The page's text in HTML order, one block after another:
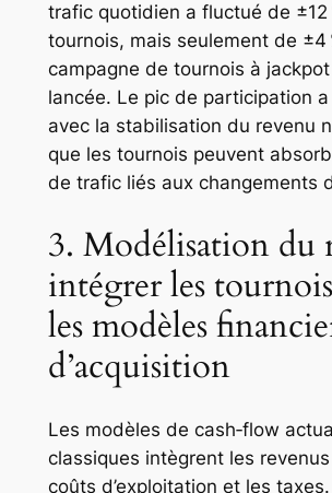
trafic quotidien a fluctué de ±12
tournois, mais seulement de ±4
campagne de tournois à
lancée. Le pic de participation
avec la stabilisation du revenu
que les tournois peuvent
de trafic liés aux changements
3. Modélisation du
intégrer les
les modèles
d’acquisition
Les modèles de cash‑flow
classiques intègrent les
coûts d’exploitation et les